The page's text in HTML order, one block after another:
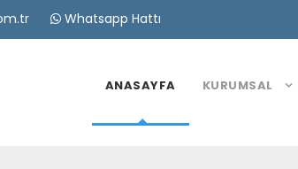
Whatsapp Hattı
ANASAYFA KURUMSAL